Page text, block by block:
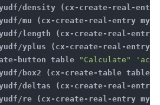
(cx-create-real-entry
(cx-create-real-entry
(cx-create-real-entry
(cx-create-real-entry
table
"Calculate"
(cx-create-table table
(cx-create-real-entry
create-real-entry